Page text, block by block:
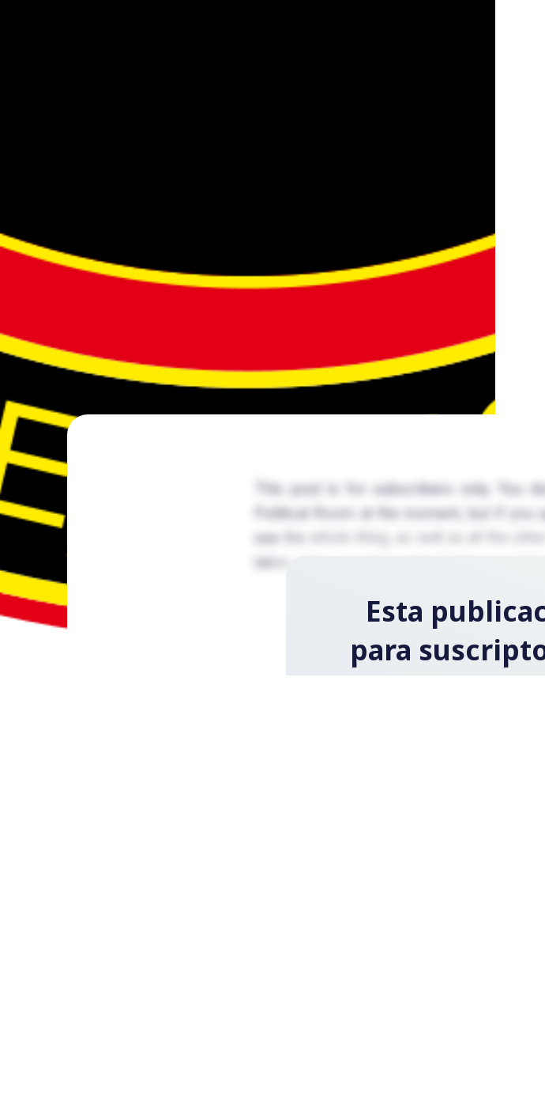
This post is for subscribers only. You
Political Room at the moment, but if you
see the whole thing, as well as all the
takes a few seconds and will give you
Esta
para